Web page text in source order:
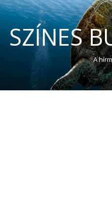
SZÍNES
A